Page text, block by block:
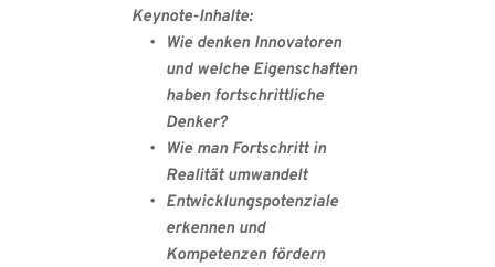
Keynote-Inhalte:
Wie denken Innovatoren
und welche Eigenschaften
haben fortschrittliche
Denker?
Wie man Fortschritt in
Realität umwandelt
Entwicklungspotenziale
erkennen und
Kompetenzen fördern